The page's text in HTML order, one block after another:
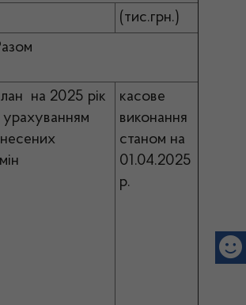
(тис.грн.)
на 2025 рік
урахуванням
касове
виконання
станом на
01.04.2025
р.